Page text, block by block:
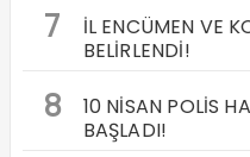
7
İL ENCÜMEN VE
BELİRLENDİ!
8
10 NİSAN POLİS
BAŞLADI!